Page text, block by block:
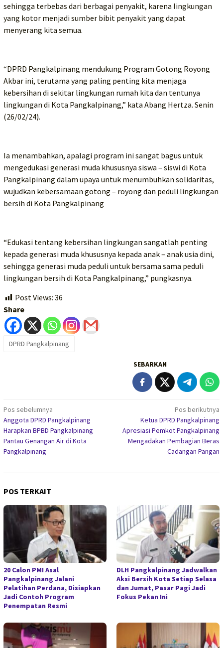
sehingga terbebas dari berbagai penyakit, karena lingkungan
yang kotor menjadi sumber bibit penyakit yang dapat
menyerang kita semua.
“DPRD Pangkalpinang mendukung Program Gotong Royong
Akbar ini, terutama yang paling penting kita menjaga
kebersihan di sekitar lingkungan rumah kita dan tentunya
lingkungan di Kota Pangkalpinang,” kata Abang Hertza. Senin
(26/02/24).
Ia menambahkan, apalagi program ini sangat bagus untuk
mengedukasi generasi muda khususnya siswa – siswi di Kota
Pangkalpinang dalam upaya untuk menumbuhkan solidaritas,
wujudkan kebersamaan gotong – royong dan peduli lingkungan
bersih di Kota Pangkalpinang
“Edukasi tentang kebersihan lingkungan sangatlah penting
kepada generasi muda khususnya kepada anak – anak usia dini,
sehingga generasi muda peduli untuk bersama sama peduli
lingkungan bersih di Kota Pangkalpinang,” pungkasnya.
Post Views: 36
Share
DPRD Pangkalpinang
SEBARKAN
Navigasi
pos
Pos sebelumnya
Anggota DPRD Pangkalpinang
Harapkan BPBD Pangkalpinang
Pantau Genangan Air di Kota
Pangkalpinang
Pos berikutnya
Ketua DPRD Pangkalpinang
Apresiasi Pemkot Pangkalpinang
Mengadakan Pembagian Beras
Cadangan Pangan
POS TERKAIT
20 Calon PMI Asal
Pangkalpinang Jalani
Pelatihan Perdana, Disiapkan
Jadi Contoh Program
Penempatan Resmi
DLH Pangkalpinang Jadwalkan
Aksi Bersih Kota Setiap Selasa
dan Jumat, Pasar Pagi Jadi
Fokus Pekan Ini